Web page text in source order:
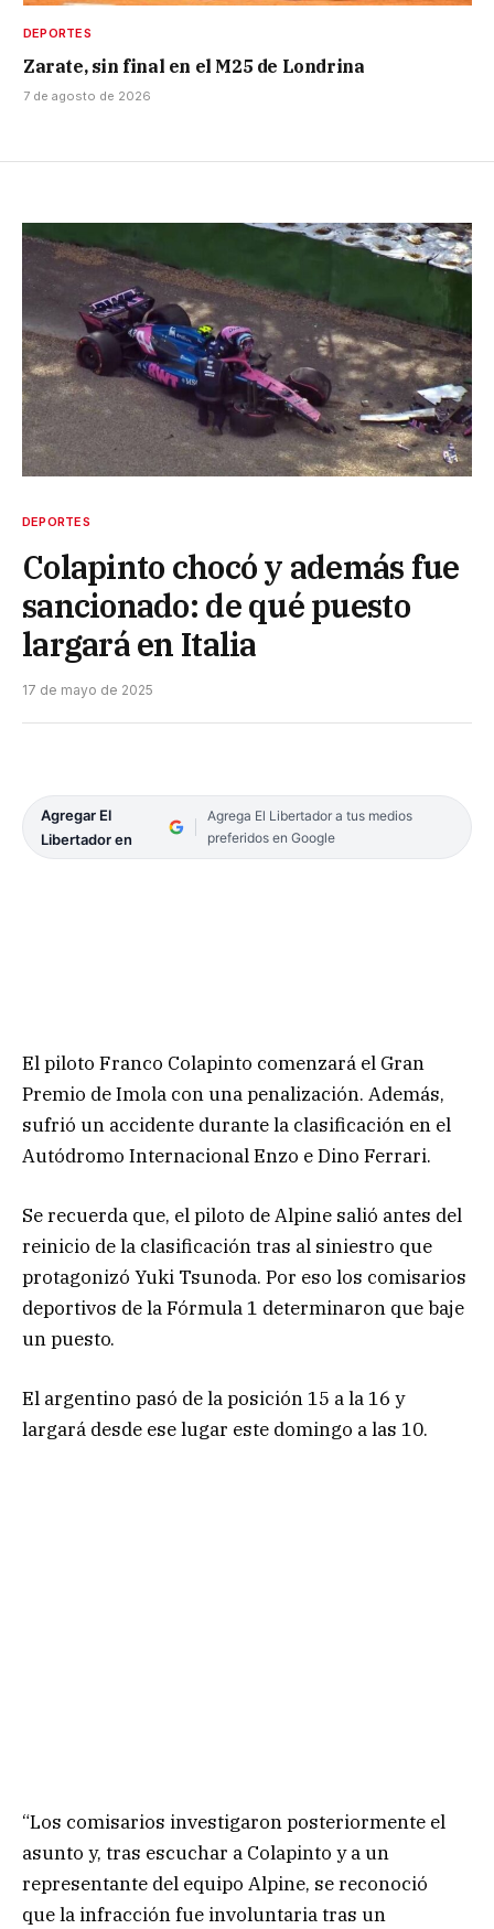
DEPORTES
Zarate, sin final en el M25 de Londrina
7 de agosto de 2026
DEPORTES
Colapinto chocó y además fue
sancionado: de qué puesto
largará en Italia
17 de mayo de 2025
Agregar El
Libertador en
Agrega El Libertador a tus medios
preferidos en Google
El piloto Franco Colapinto comenzará el Gran
Premio de Imola con una penalización. Además,
sufrió un accidente durante la clasificación en el
Autódromo Internacional Enzo e Dino Ferrari.
Se recuerda que, el piloto de Alpine salió antes del
reinicio de la clasificación tras al siniestro que
protagonizó Yuki Tsunoda. Por eso los comisarios
deportivos de la Fórmula 1 determinaron que baje
un puesto.
El argentino pasó de la posición 15 a la 16 y
largará desde ese lugar este domingo a las 10.
“Los comisarios investigaron posteriormente el
asunto y, tras escuchar a Colapinto y a un
representante del equipo Alpine, se reconoció
que la infracción fue involuntaria tras un